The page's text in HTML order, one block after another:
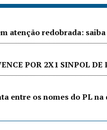
atenção redobrada:
POR 2X1 SINPOL DE
entre os nomes do PL